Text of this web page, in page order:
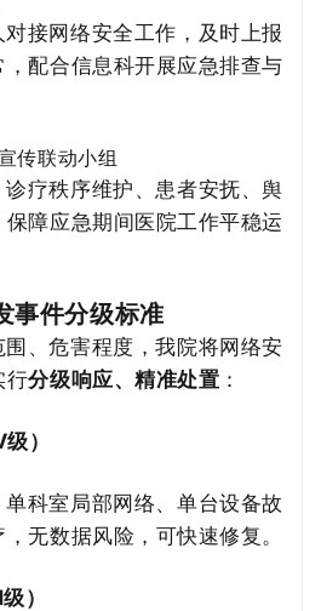
接网络安全工作，及时上报
配合信息科开展应急排查与
传联动小组
疗秩序维护、患者安抚、舆
障应急期间医院工作平稳运
事件分级标准
、危害程度，我院将网络安
行分级响应、精准处置 ：
）
单科室局部网络、单台设备故
无数据风险，可快速修复。
）